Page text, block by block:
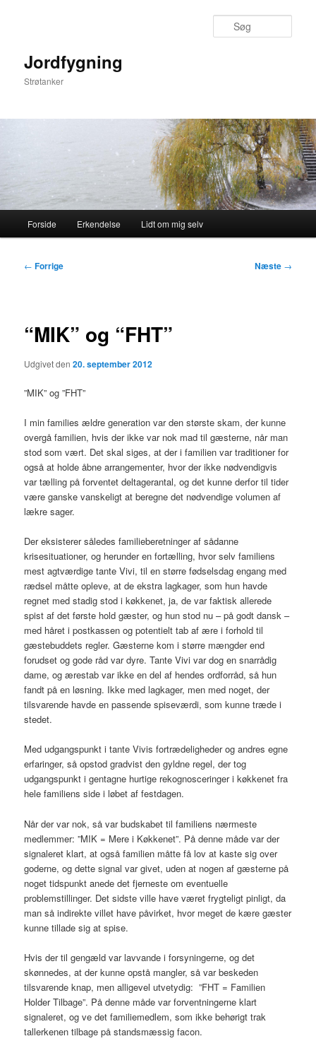
Jordfygning
Strøtanker
Forside Erkendelse Lidt om mig selv
Indlægsnavigation
← Forrige Næste →
“MIK” og “FHT”
Udgivet den20. september 2012
”MIK” og ”FHT”
I min families ældre generation var den største skam, der kunne
overgå familien, hvis der ikke var nok mad til gæsterne, når man
stod som vært. Det skal siges, at der i familien var traditioner for
også at holde åbne arrangementer, hvor der ikke nødvendigvis
var tælling på forventet deltagerantal, og det kunne derfor til tider
være ganske vanskeligt at beregne det nødvendige volumen af
lækre sager.
Der eksisterer således familieberetninger af sådanne
krisesituationer, og herunder en fortælling, hvor selv familiens
mest agtværdige tante Vivi, til en større fødselsdag engang med
rædsel måtte opleve, at de ekstra lagkager, som hun havde
regnet med stadig stod i køkkenet, ja, de var faktisk allerede
spist af det første hold gæster, og hun stod nu – på godt dansk –
med håret i postkassen og potentielt tab af ære i forhold til
gæstebuddets regler. Gæsterne kom i større mængder end
forudset og gode råd var dyre. Tante Vivi var dog en snarrådig
dame, og ærestab var ikke en del af hendes ordforråd, så hun
fandt på en løsning. Ikke med lagkager, men med noget, der
tilsvarende havde en passende spiseværdi, som kunne træde i
stedet.
Med udgangspunkt i tante Vivis fortrædeligheder og andres egne
erfaringer, så opstod gradvist den gyldne regel, der tog
udgangspunkt i gentagne hurtige rekognosceringer i køkkenet fra
hele familiens side i løbet af festdagen.
Når der var nok, så var budskabet til familiens nærmeste
medlemmer: ”MIK = Mere i Køkkenet”. På denne måde var der
signaleret klart, at også familien måtte få lov at kaste sig over
goderne, og dette signal var givet, uden at nogen af gæsterne på
noget tidspunkt anede det fjerneste om eventuelle
problemstillinger. Det sidste ville have været frygteligt pinligt, da
man så indirekte villet have påvirket, hvor meget de kære gæster
kunne tillade sig at spise.
Hvis der til gengæld var lavvande i forsyningerne, og det
skønnedes, at der kunne opstå mangler, så var beskeden
tilsvarende knap, men alligevel utvetydig: ”FHT = Familien
Holder Tilbage”. På denne måde var forventningerne klart
signaleret, og ve det familiemedlem, som ikke behørigt trak
tallerkenen tilbage på standsmæssig facon.